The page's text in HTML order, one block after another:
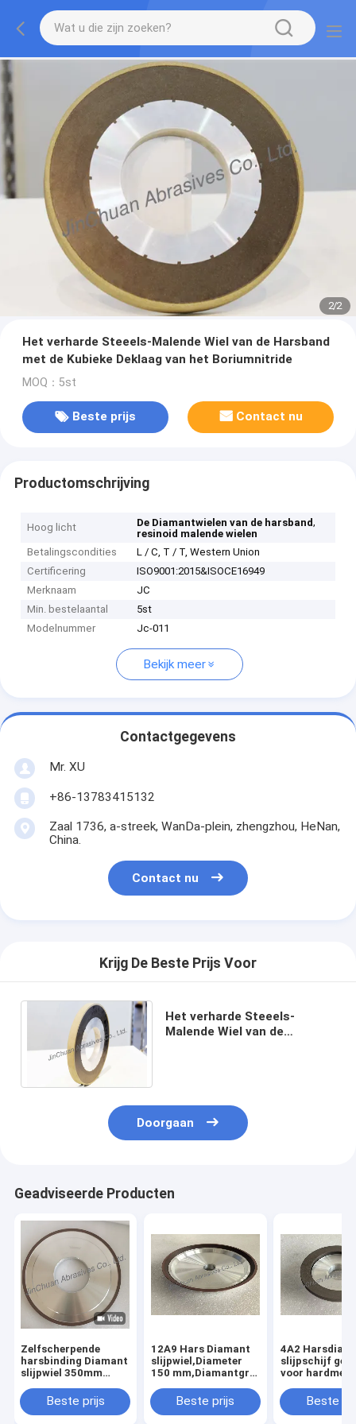
2/2
Het verharde Steeels-Malende Wiel van de Harsband
met de Kubieke Deklaag van het Boriumnitride
MOQ：5st
Beste prijs Contact nu
Productomschrijving
Hoog licht De Diamantwielen van de harsband,
resinoid malende wielen
Betalingscondities
L / C, T / T, Western Union
Certificering
ISO9001:2015&ISOCE16949
Merknaam
JC
Min. bestelaantal
5st
Modelnummer
Jc-011
Bekijk meer
Contactgegevens
Mr. XU
+86-13783415132
Zaal 1736, a-streek, WanDa-plein, zhengzhou, HeNan,
China.
Contact nu
Krijg De Beste Prijs Voor
Het verharde Steeels-
Malende Wiel van de
Doorgaan
Geadviseerde Producten
Zelfscherpende
harsbinding Diamant
slijpwiel 350mm
Boring Hoog
slijpdoeltreffendheid
Beste prijs
12A9 Hars Diamant
slijpwiel,Diameter
150 mm,Diamantgrit
Beste prijs
4A2
slijpschijf
voor
Diameter
Korrelnummer
Beste